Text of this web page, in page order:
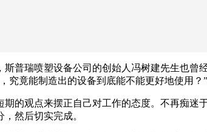
普瑞喷塑设备公司的创始人冯树建先生也
竟能制造出的设备到底能不能更好地使用？
的观点来摆正自己对工作的态度。不再痴
然后切实完成。